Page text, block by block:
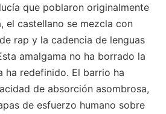
que poblaron originalmente
el castellano se mezcla con
rap y la cadencia de lenguas
amalgama no ha borrado la
ha redefinido. El barrio ha
de absorción asombrosa,
de esfuerzo humano sobre